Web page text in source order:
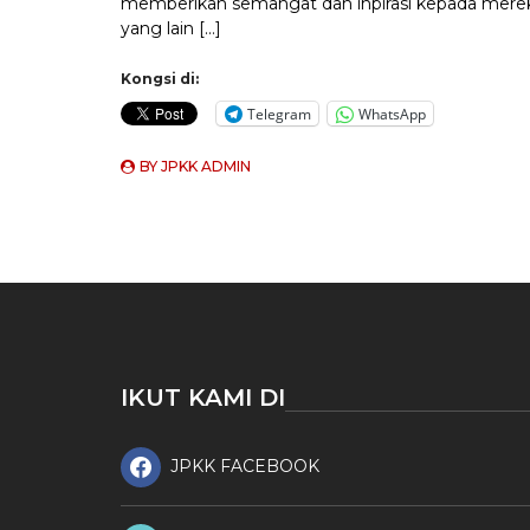
yang lain […]
Kongsi di:
Telegram WhatsApp
BYJPKK ADMIN
IKUT KAMI DI
JPKK FACEBOOK